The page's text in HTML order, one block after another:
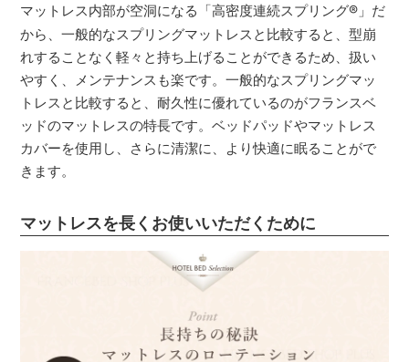
マットレス内部が空洞になる「高密度連続スプリング® 」だ
から、一般的なスプリングマットレスと比較すると、型崩
れすることなく軽々と持ち上げることができるため、扱い
やすく、メンテナンスも楽です。一般的なスプリングマッ
トレスと比較すると、耐久性に優れているのがフランスベ
ッドのマットレスの特長です。ベッドパッドやマットレス
カバーを使用し、さらに清潔に、より快適に眠ることがで
きます。
マットレスを長くお使いいただくために